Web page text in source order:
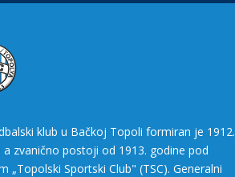
klub u Bačkoj Topoli formiran je 1912.
a zvanično postoji od 1913. godine pod
„Topolski Sportski Club" (TSC). Generalni